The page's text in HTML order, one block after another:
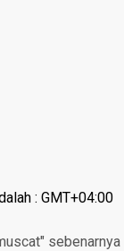
: GMT+04:00